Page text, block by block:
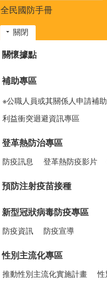
全民國防手冊
關閉
關懷據點
補助專區
※公職人員或其關係人申請補
利益衝突迴避資訊專區
登革熱防治專區
防疫訊息 登革熱防疫影片
預防注射疫苗接種
新型冠狀病毒防疫專區
防疫資訊 防疫宣導
性別主流化專區
推動性別主流化實施計畫 性